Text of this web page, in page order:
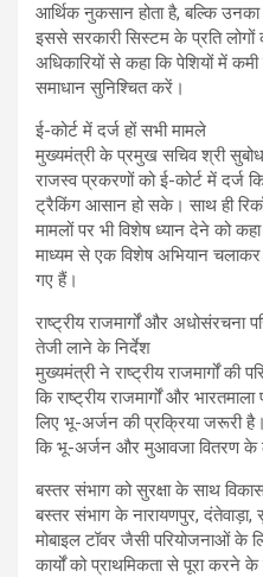
आर्थिक नुकसान होता है, बल्कि
इससे सरकारी सिस्टम के प्रति लोगों
अधिकारियों से कहा कि पेशियों में
समाधान सुनिश्चित करें।
ई-कोर्ट में दर्ज हों सभी मामले
मुख्यमंत्री के प्रमुख सचिव श्री
राजस्व प्रकरणों को ई-कोर्ट में दर्ज
ट्रैकिंग आसान हो सके। साथ ही
मामलों पर भी विशेष ध्यान देने को
माध्यम से एक विशेष अभियान चलाकर
गए हैं।
राष्ट्रीय राजमार्गों और
तेजी लाने के निर्देश
मुख्यमंत्री ने राष्ट्रीय राजमार्गों
कि राष्ट्रीय राजमार्गों और
लिए भू-अर्जन की प्रक्रिया जरूरी
कि भू-अर्जन और मुआवजा वितरण के
बस्तर संभाग को सुरक्षा के साथ
बस्तर संभाग के नारायणपुर,
मोबाइल टॉवर जैसी परियोजनाओं
कार्यों को प्राथमिकता से पूरा करने के